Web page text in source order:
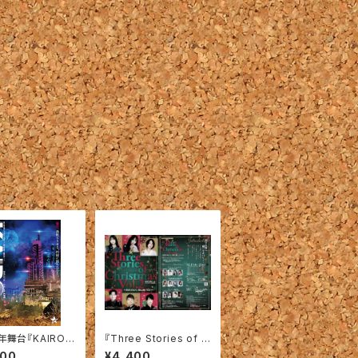
台『KAIRO』
『Three Stories of C
hristmas Vol.2』本編